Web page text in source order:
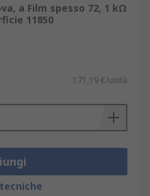
a Film spesso 72, 1 kΩ
11850
171,19 €/unità